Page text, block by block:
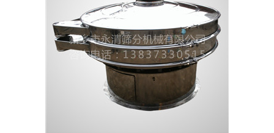
资质荣誉
服务准则
视频中心
联系我们